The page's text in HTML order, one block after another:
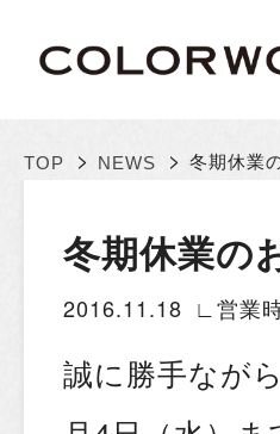
TOP > NEWS > 冬期休業
冬期休業の
2016.11.18 ∟営業
誠に勝手なが